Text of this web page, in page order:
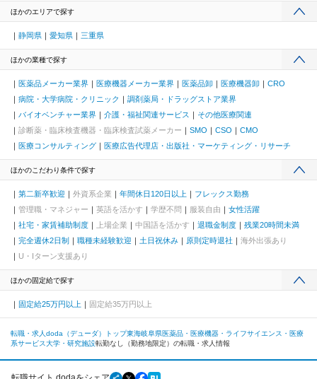
ほかのエリアで探す
静岡県 愛知県 三重県
ほかの業種で探す
医薬品メーカー業界 医療機器メーカー業界 医薬品卸 医療機器卸
CRO
病院・大学病院・クリニック
調剤薬局・ドラッグストア業界
バイオベンチャー業界
介護・福祉関連サービス
その他医療関連
診断薬・臨床検査機器・臨床検査試薬メーカー
SMO CSO
CMO
医療コンサルティング
医療広告代理店・出版社・マーケティング・リサーチ
ほかのこだわり条件で探す
第二新卒歓迎 外資系企業 年間休日120日以上
フレックス勤務
管理職・マネジャー
英語を活かす 学歴不問 服装自由
女性活躍
社宅・家賃補助制度
上場企業 中国語を活かす 退職金制度
残業20時間未満
完全週休2日制
職種未経験歓迎 土日祝休み 原則定時退社
海外出張あり
U・Iターン支援あり
ほかの固定給で探す
固定給25万円以上 固定給35万円以上
転職・求人doda（デューダ）トップ東海岐阜県医薬品・医療機器・ライフサイエンス・医療
系サービス大学・研究施設転勤なし（勤務地限定）の転職・求人情報